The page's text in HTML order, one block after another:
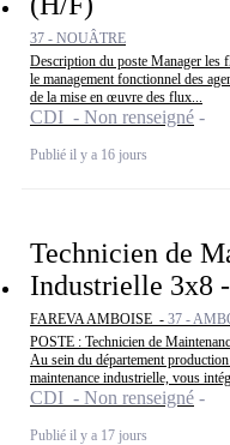
37 - NOUÂTRE
Description du poste Manager les
le management fonctionnel des
de la mise en œuvre des flux...
CDI - Non renseigné
Publié il y a 16 jours
Technicien de
Industrielle 3x8
FAREVA AMBOISE - 37 -
POSTE : Technicien de
Au sein du département
maintenance industrielle, vous
CDI - Non renseigné
Publié il y a 17 jours